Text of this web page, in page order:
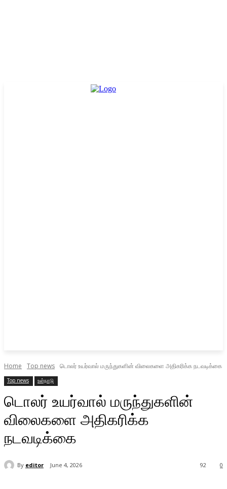
Home Top news டொலர் உயர்வால் மருந்துகளின் விலைகளை அதிகரிக்க நடவடிக்கை
Top news உள்நாடு
டொலர் உயர்வால் மருந்துகளின்
விலைகளை அதிகரிக்க
நடவடிக்கை
By editor June 4, 2026 0
92